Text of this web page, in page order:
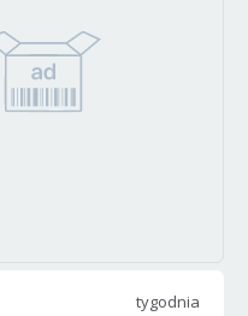
tygodnia